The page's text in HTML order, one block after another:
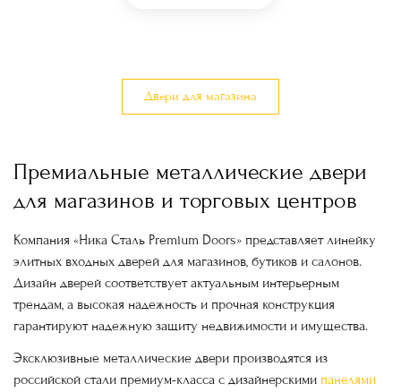
Двери для магазина
Премиальные металлические двери
для магазинов и торговых центров
Компания «Ника Сталь Premium Doors» представляет линейку
элитных входных дверей для магазинов, бутиков и салонов.
Дизайн дверей соответствует актуальным интерьерным
трендам, а высокая надежность и прочная конструкция
гарантируют надежную защиту недвижимости и имущества.
Эксклюзивные металлические двери производятся из
российской стали премиум-класса с дизайнерскими панелями